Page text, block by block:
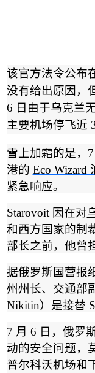
该官方法令公布
没有给出原因，
6 日由于乌克兰
主要机场停飞近
雪上加霜的是， 7
港的 Eco Wizard
紧急响应。
Starovoit 因在对
和西方国家的制
部长之前，他曾
据俄罗斯国营报
州州长、交通部
Nikitin） 是接替
7 月 6 日，俄罗
动的安全问题，
普尔科沃机场和